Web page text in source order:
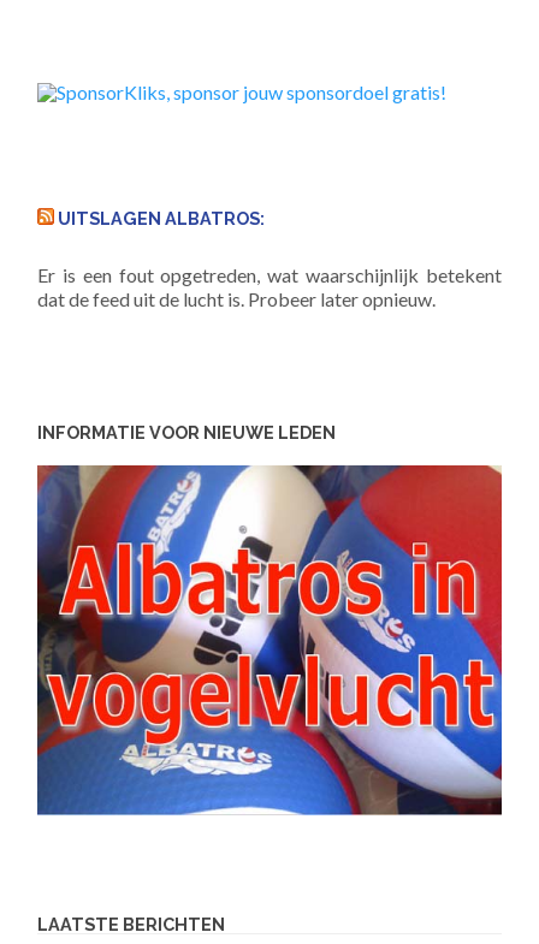
UITSLAGEN ALBATROS:
Er is een fout opgetreden, wat waarschijnlijk betekent
dat de feed uit de lucht is. Probeer later opnieuw.
INFORMATIE VOOR NIEUWE LEDEN
LAATSTE BERICHTEN